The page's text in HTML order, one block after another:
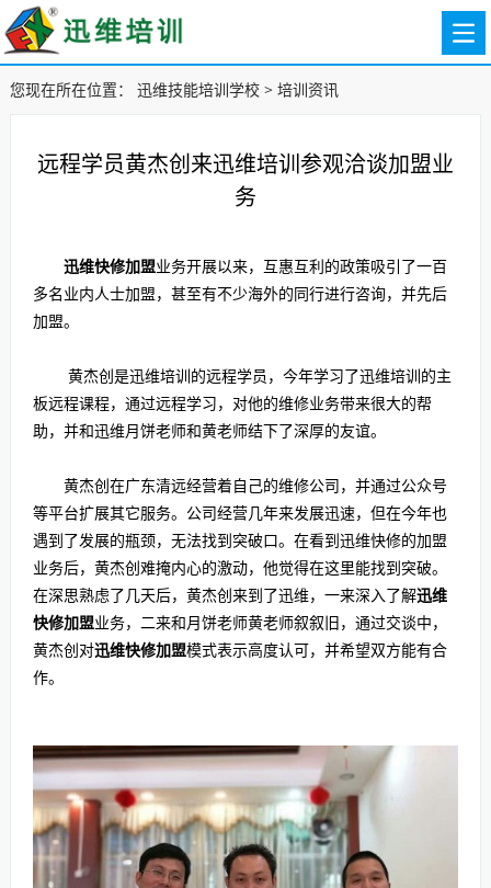
您现在所在位置： 迅维技能培训学校> 培训资讯
远程学员黄杰创来迅维培训参观洽谈加盟业
务
迅维快修加盟业务开展以来，互惠互利的政策吸引了一百
多名业内人士加盟，甚至有不少海外的同行进行咨询，并先后
加盟。
黄杰创是迅维培训的远程学员，今年学习了迅维培训的主
板远程课程，通过远程学习，对他的维修业务带来很大的帮
助，并和迅维月饼老师和黄老师结下了深厚的友谊。
黄杰创在广东清远经营着自己的维修公司，并通过公众号
等平台扩展其它服务。公司经营几年来发展迅速，但在今年也
遇到了发展的瓶颈，无法找到突破口。在看到迅维快修的加盟
业务后，黄杰创难掩内心的激动，他觉得在这里能找到突破。
在深思熟虑了几天后，黄杰创来到了迅维，一来深入了解迅维
快修加盟业务，二来和月饼老师黄老师叙叙旧，通过交谈中，
黄杰创对迅维快修加盟模式表示高度认可，并希望双方能有合
作。